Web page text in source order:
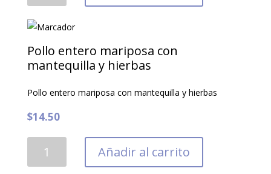
(al
romero)
y
la
(2
unidades)
cantidad
Pollo entero mariposa con
mantequilla y hierbas
Pollo entero mariposa con mantequilla y hierbas
$14.50
entero
Añadir al carrito